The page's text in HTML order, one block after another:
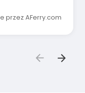
byłby
przez AFerry.com